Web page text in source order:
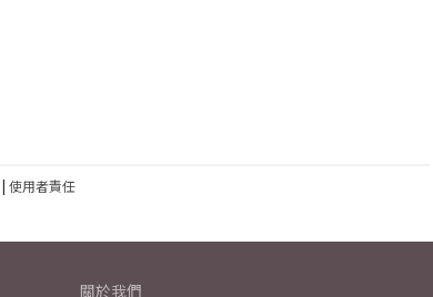
| 使用者責任
關於我們